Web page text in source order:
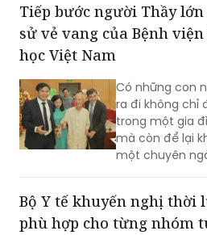
Tiếp bước người Thầy
sử vẻ vang của Bệnh
học Việt Nam
Có những con
ra đi không chỉ
trong một gia
mà còn để lại
một chuyên
một mất mát
Bộ Y tế khuyến nghị thời
phù hợp cho từng nhóm